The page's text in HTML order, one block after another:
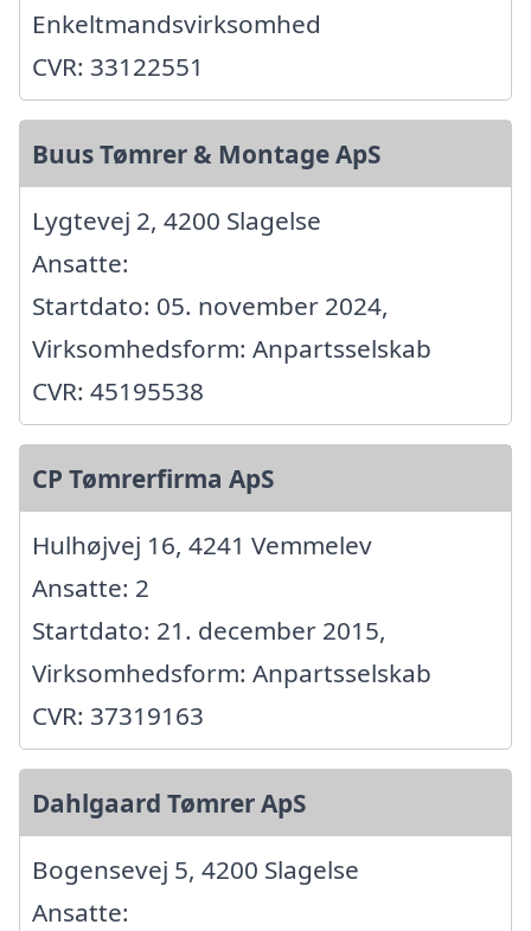
Enkeltmandsvirksomhed
CVR: 33122551
Buus Tømrer & Montage ApS
Lygtevej 2, 4200 Slagelse
Ansatte:
Startdato: 05. november 2024,
Virksomhedsform: Anpartsselskab
CVR: 45195538
CP Tømrerfirma ApS
Hulhøjvej 16, 4241 Vemmelev
Ansatte: 2
Startdato: 21. december 2015,
Virksomhedsform: Anpartsselskab
CVR: 37319163
Dahlgaard Tømrer ApS
Bogensevej 5, 4200 Slagelse
Ansatte: